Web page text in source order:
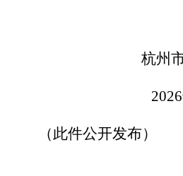
杭州
（此件公开发布）